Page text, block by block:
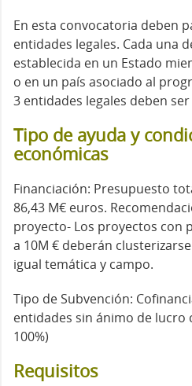
En esta convocatoria deben
entidades legales. Cada una
establecida en un Estado
o en un país asociado al
3 entidades legales deben
Tipo de ayuda y
económicas
Financiación: Presupuesto
86,43 M€ euros.
proyecto- Los proyectos con
a 10M € deberán
igual temática y campo.
Tipo de Subvención:
entidades sin ánimo de lucro
100%)
Requisitos